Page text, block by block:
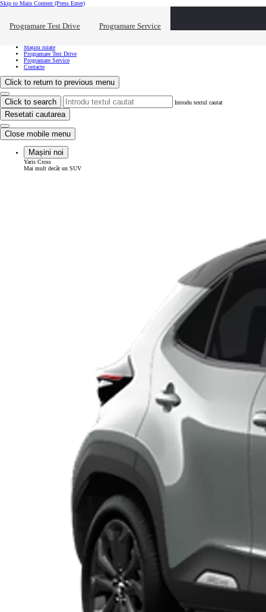
Skip to Main Content (Press Enter)
Programare Test Drive Programare Service
Vreau să văd... Click to close the reach out overlay
Mașini rulate
Programare Test Drive
Programare Service
Contacte
Click to return to previous menu
Click to search Introdu textul cautat
Resetati cautarea
Close mobile menu
Mașini noi
Yaris Cross
Mai mult decât un SUV